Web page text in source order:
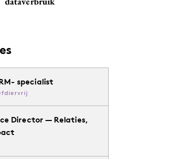
specialist
Director — Relaties,